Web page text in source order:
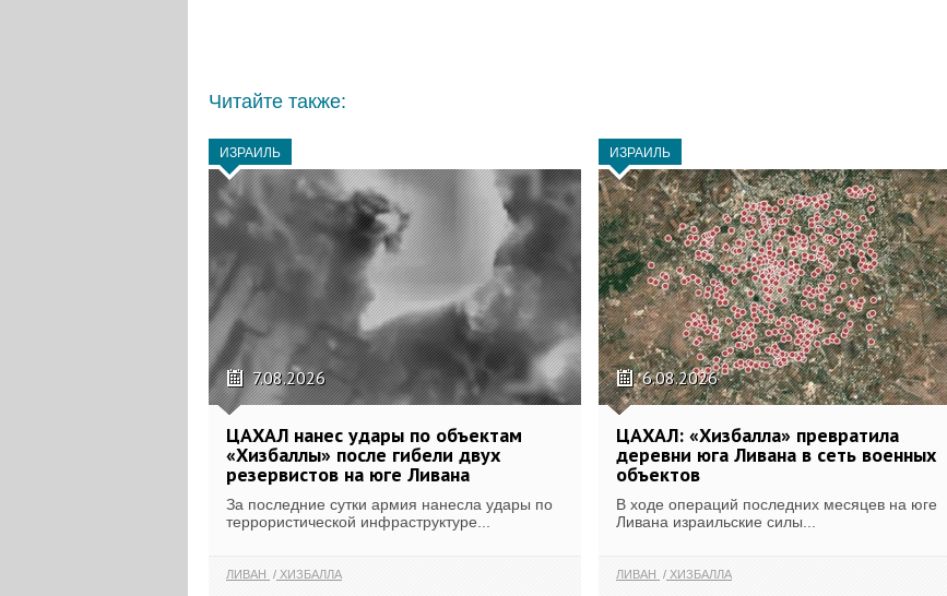
Читайте также:
ИЗРАИЛЬ
7.08.2026
ЦАХАЛ нанес удары по объектам
«Хизбаллы» после гибели двух
резервистов на юге Ливана
За последние сутки армия нанесла удары по
террористической инфраструктуре...
ЛИВАН ХИЗБАЛЛА
ИЗРАИЛЬ
6.08.2026
ЦАХАЛ: «Хизбалла» превратила
деревни юга Ливана в сеть военных
объектов
В ходе операций последних месяцев на юге
Ливана израильские силы...
ЛИВАН ХИЗБАЛЛА